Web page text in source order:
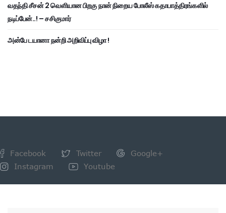
வதந்தி சீசன் 2 வெளியான பிறகு நான் நிறைய போலீஸ் கதாபாத்திரங்களில்
நடிப்பேன்..! – சசிகுமார்
அன்பே டயானா நன்றி அறிவிப்பு விழா !
Facebook Twitter
Google+
Instagram
Youtube